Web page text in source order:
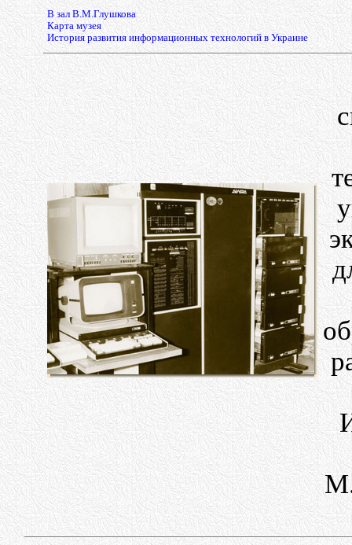
В зал В.М.Глушкова
Карта музея
История развития информационных технологий в Украине